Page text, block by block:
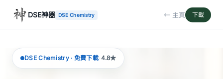
DSE神器 DSE Chemistry ← 主頁 下載
DSE Chemistry · 免費下載·4.8★